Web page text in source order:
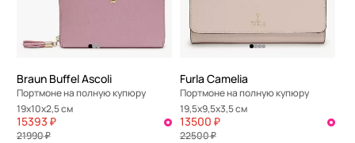
Braun Buffel Ascoli
Портмоне на полную купюру
19x10x2,5 см
15393 ₽
21990 ₽
Furla Camelia
Портмоне на полную купюру
19,5x9,5x3,5 см
13500 ₽
22500 ₽